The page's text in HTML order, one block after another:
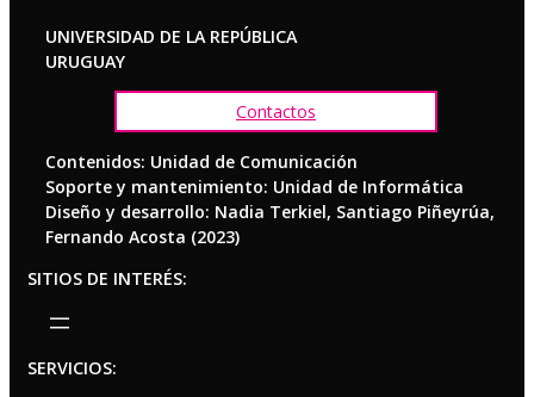
UNIVERSIDAD DE LA REPÚBLICA
URUGUAY
Contactos
Contenidos: Unidad de Comunicación
Soporte y mantenimiento: Unidad de Informática
Diseño y desarrollo: Nadia Terkiel, Santiago Piñeyrúa,
Fernando Acosta (2023)
SITIOS DE INTERÉS:
SERVICIOS: